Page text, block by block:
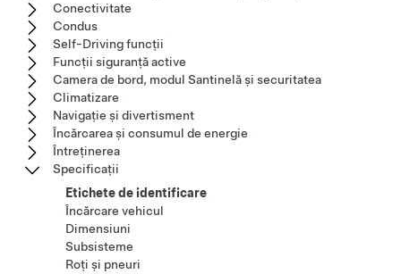
Conectivitate
Condus
Self-Driving funcții
Funcții siguranță active
Camera de bord, modul Santinelă și securitatea
Climatizare
Navigație și divertisment
Încărcarea și consumul de energie
Întreținerea
Specificații
Etichete de identificare
Încărcare vehicul
Dimensiuni
Subsisteme
Roți și pneuri